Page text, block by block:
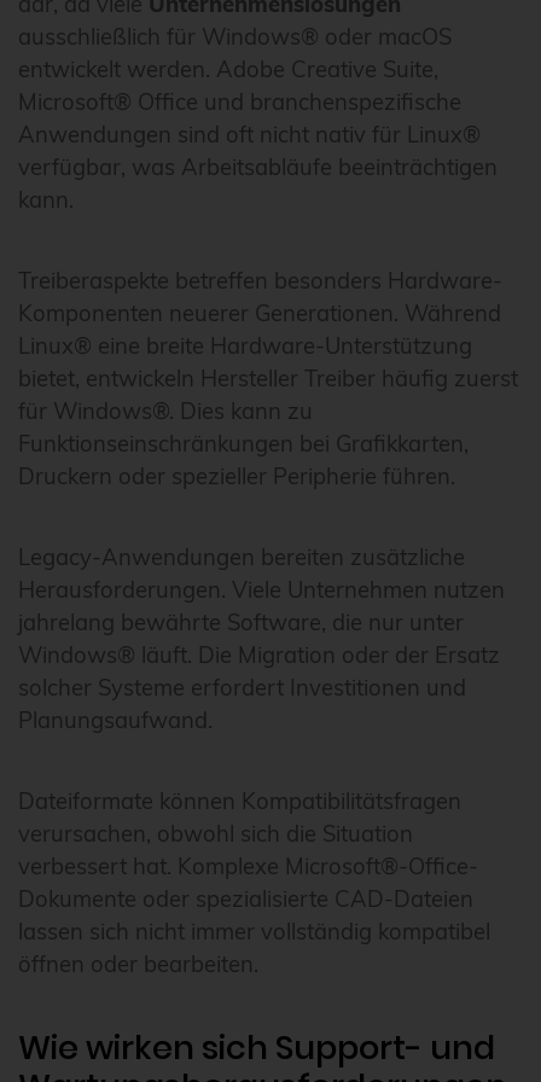
ausschließlich für Windows® oder macOS
entwickelt werden. Adobe Creative Suite,
Microsoft® Office und branchenspezifische
Anwendungen sind oft nicht nativ für Linux®
verfügbar, was Arbeitsabläufe beeinträchtigen
kann.
Treiberaspekte betreffen besonders Hardware-
Komponenten neuerer Generationen. Während
Linux® eine breite Hardware-Unterstützung
bietet, entwickeln Hersteller Treiber häufig zuerst
für Windows®. Dies kann zu
Funktionseinschränkungen bei Grafikkarten,
Druckern oder spezieller Peripherie führen.
Legacy-Anwendungen bereiten zusätzliche
Herausforderungen. Viele Unternehmen nutzen
jahrelang bewährte Software, die nur unter
Windows® läuft. Die Migration oder der Ersatz
solcher Systeme erfordert Investitionen und
Planungsaufwand.
Dateiformate können Kompatibilitätsfragen
verursachen, obwohl sich die Situation
verbessert hat. Komplexe Microsoft®-Office-
Dokumente oder spezialisierte CAD-Dateien
lassen sich nicht immer vollständig kompatibel
öffnen oder bearbeiten.
Wie wirken sich Support- und